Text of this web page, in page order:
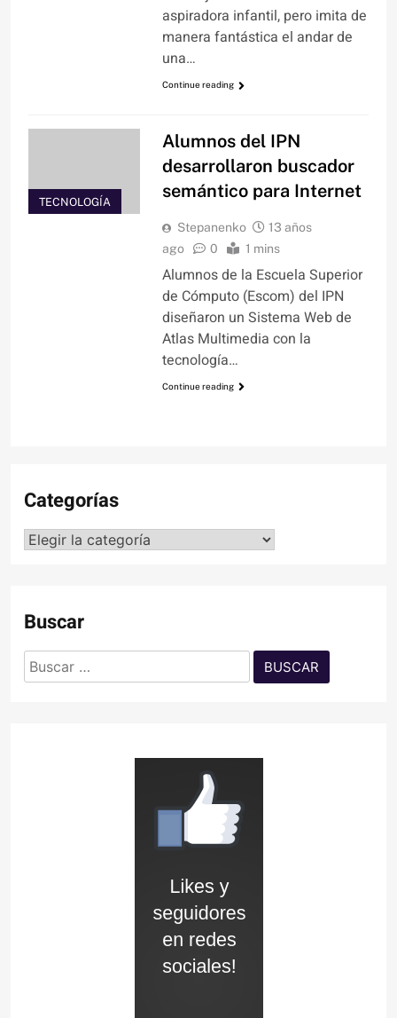
aspiradora infantil, pero imita de
manera fantástica el andar de
una…
Continue reading
TECNOLOGÍA
Alumnos del IPN
desarrollaron buscador
semántico para Internet
Stepanenko
13 años
ago
0 1 mins
Alumnos de la Escuela Superior
de Cómputo (Escom) del IPN
diseñaron un Sistema Web de
Atlas Multimedia con la
tecnología…
Continue reading
Categorías
Categorías
Buscar
Buscar: